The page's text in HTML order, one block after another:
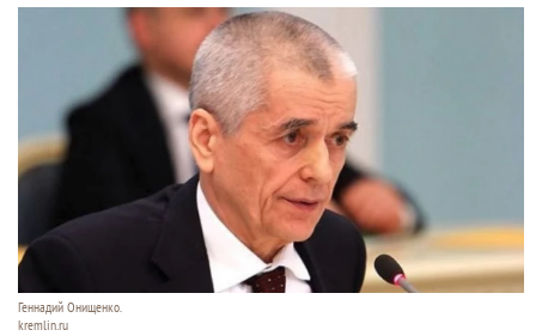
Геннадий Онищенко.
kremlin.ru